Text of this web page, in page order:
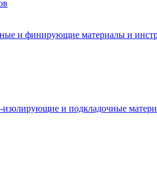
и финирующие материалы и
изолирующие и подкладочные